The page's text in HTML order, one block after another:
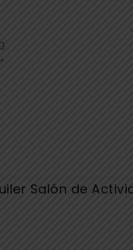
Salón de